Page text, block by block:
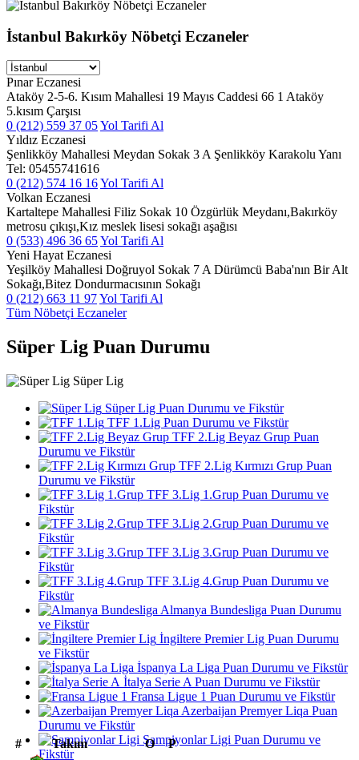
İstanbul Bakırköy Nöbetçi Eczaneler
Pınar Eczanesi
Ataköy 2-5-6. Kısım Mahallesi 19 Mayıs Caddesi 66 1 Ataköy
5.kısım Çarşısı
0 (212) 559 37 05Yol Tarifi Al
Yıldız Eczanesi
Şenlikköy Mahallesi Meydan Sokak 3 A Şenlikköy Karakolu Yanı
Tel: 05455741616
0 (212) 574 16 16Yol Tarifi Al
Volkan Eczanesi
Kartaltepe Mahallesi Filiz Sokak 10 Özgürlük Meydanı,Bakırköy
metrosu çıkışı,Kız meslek lisesi sokağı aşağısı
0 (533) 496 36 65Yol Tarifi Al
Yeni Hayat Eczanesi
Yeşilköy Mahallesi Doğruyol Sokak 7 A Dürümcü Baba'nın Bir Alt
Sokağı,Bitez Dondurmacısının Sokağı
0 (212) 663 11 97Yol Tarifi Al
Tüm Nöbetçi Eczaneler
Süper Lig Puan Durumu
Süper Lig
Süper Lig Puan Durumu ve Fikstür
TFF 1.Lig Puan Durumu ve Fikstür
TFF 2.Lig Beyaz Grup Puan
Durumu ve Fikstür
TFF 2.Lig Kırmızı Grup Puan
Durumu ve Fikstür
TFF 3.Lig 1.Grup Puan Durumu ve
Fikstür
TFF 3.Lig 2.Grup Puan Durumu ve
Fikstür
TFF 3.Lig 3.Grup Puan Durumu ve
Fikstür
TFF 3.Lig 4.Grup Puan Durumu ve
Fikstür
Almanya Bundesliga Puan Durumu
ve Fikstür
İngiltere Premier Lig Puan Durumu
ve Fikstür
İspanya La Liga Puan Durumu ve Fikstür
İtalya Serie A Puan Durumu ve Fikstür
Fransa Ligue 1 Puan Durumu ve Fikstür
Azerbaijan Premyer Liqa Puan
Durumu ve Fikstür
Şampiyonlar Ligi Puan Durumu ve
Fikstür
# Takım O
P